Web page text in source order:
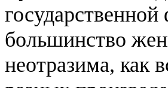
большинство
неотразима, как